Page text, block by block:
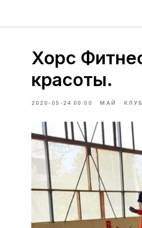
Хорс
красоты.
2020-05-24 00:00 МАЙ КЛУБ